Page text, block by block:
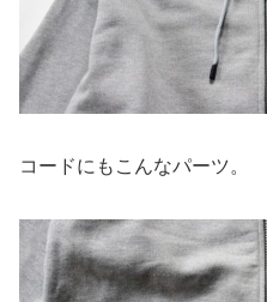
コードにもこんなパーツ。